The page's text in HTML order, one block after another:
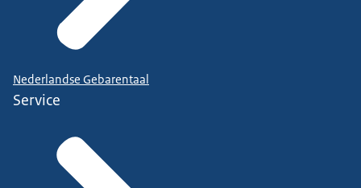
Nederlandse Gebarentaal
Service